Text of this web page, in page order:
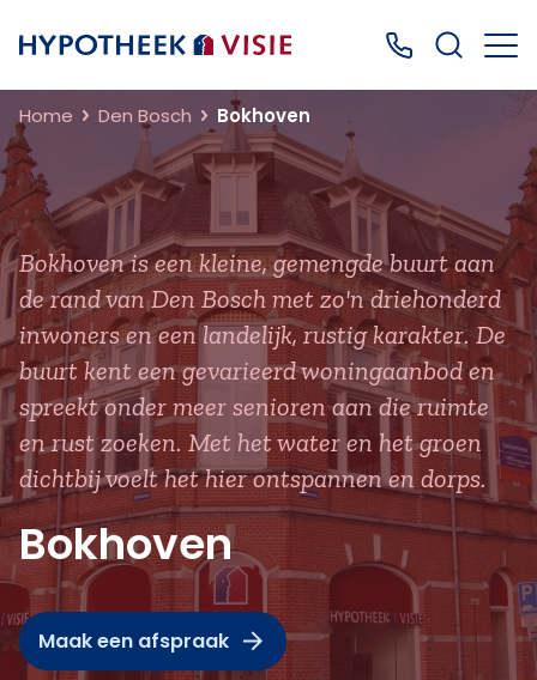
Terug naar home Bel ons: 0499
Home Den Bosch Bokhoven
Bokhoven is een kleine, gemengde buurt aan
de rand van Den Bosch met zo'n driehonderd
inwoners en een landelijk, rustig karakter. De
buurt kent een gevarieerd woningaanbod en
spreekt onder meer senioren aan die ruimte
en rust zoeken. Met het water en het groen
dichtbij voelt het hier ontspannen en dorps.
Bokhoven
Maak een afspraak